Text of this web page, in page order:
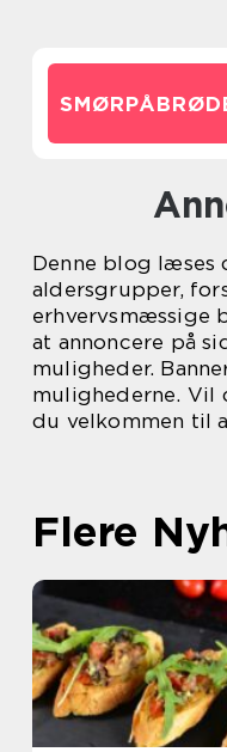
Denne blog læses
aldersgrupper,
erhvervsmæssige
at annoncere på
muligheder.
mulighederne. Vil
du velkommen til
Flere